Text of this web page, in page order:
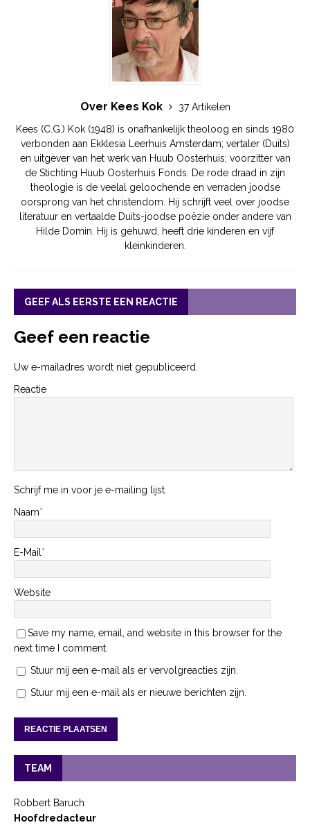
Over Kees Kok
37 Artikelen
Kees (C.G.) Kok (1948) is onafhankelijk theoloog en sinds 1980
verbonden aan Ekklesia Leerhuis Amsterdam; vertaler (Duits)
en uitgever van het werk van Huub Oosterhuis; voorzitter van
de Stichting Huub Oosterhuis Fonds. De rode draad in zijn
theologie is de veelal geloochende en verraden joodse
oorsprong van het christendom. Hij schrijft veel over joodse
literatuur en vertaalde Duits-joodse poëzie onder andere van
Hilde Domin. Hij is gehuwd, heeft drie kinderen en vijf
kleinkinderen.
GEEF ALS EERSTE EEN REACTIE
Geef een reactie
Uw e-mailadres wordt niet gepubliceerd.
Reactie
Schrijf me in voor je e-mailing lijst.
Naam*
E-Mail*
Website
Save my name, email, and website in this browser for the
next time I comment.
Stuur mij een e-mail als er vervolgreacties zijn.
Stuur mij een e-mail als er nieuwe berichten zijn.
TEAM
Robbert Baruch
Hoofdredacteur